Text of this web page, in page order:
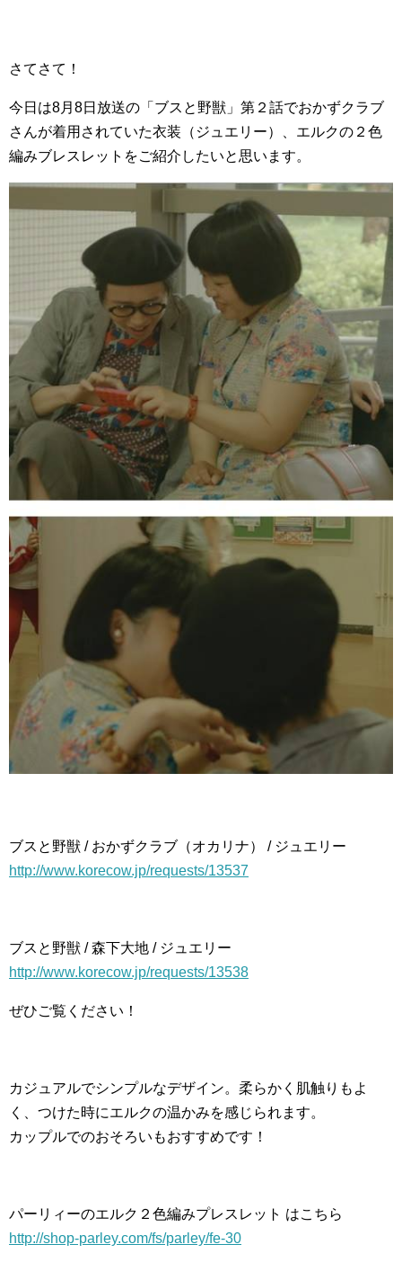
さてさて！
今日は8月8日放送の「ブスと野獣」第２話でおかずクラブ
さんが着用されていた衣装（ジュエリー）、エルクの２色
編みブレスレットをご紹介したいと思います。
ブスと野獣 / おかずクラブ（オカリナ） / ジュエリー
http://www.korecow.jp/requests/13537
ブスと野獣 / 森下大地 / ジュエリー
http://www.korecow.jp/requests/13538
ぜひご覧ください！
カジュアルでシンプルなデザイン。柔らかく肌触りもよ
く、つけた時にエルクの温かみを感じられます。
カップルでのおそろいもおすすめです！
パーリィーのエルク２色編みプレスレット はこちら
http://shop-parley.com/fs/parley/fe-30